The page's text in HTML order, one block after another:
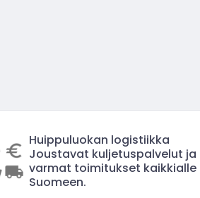
Huippuluokan logistiikka
Joustavat kuljetuspalvelut ja
varmat toimitukset kaikkialle
Suomeen.